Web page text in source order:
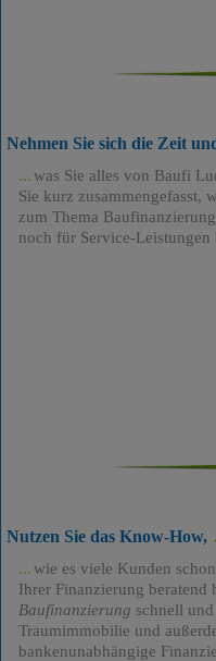
Nehmen Sie sich die Zeit
was Sie alles von Baufi
Sie kurz zusammengefasst,
zum Thema
noch für Service-
Nutzen Sie das Know-How,
wie es viele Kunden
Ihrer Finanzierung beratend
Baufinanzierung schnell
Traumimmobilie und
bankenunabhängige